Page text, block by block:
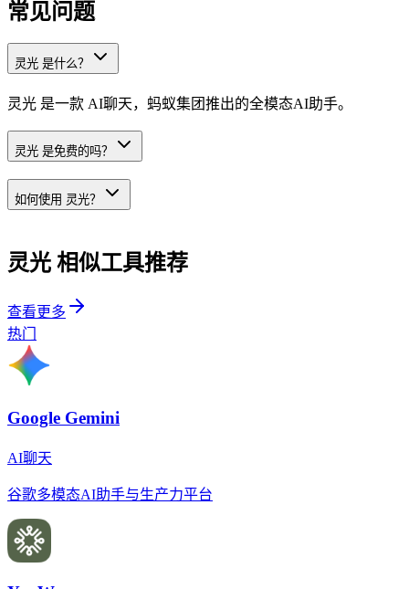
常见问题
灵光 是什么？
灵光 是一款 AI聊天，蚂蚁集团推出的全模态AI助手。
灵光 是免费的吗？
如何使用 灵光？
灵光 相似工具推荐
查看更多
热门
Google Gemini
AI聊天
谷歌多模态AI助手与生产力平台